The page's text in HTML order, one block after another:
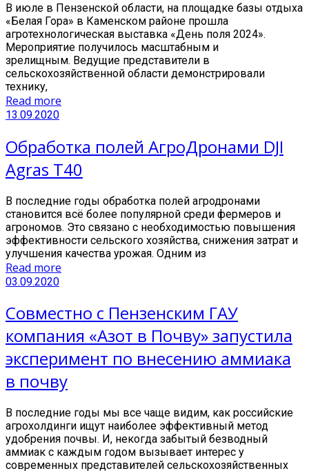
В июле в Пензенской области, на площадке базы отдыха
«Белая Гора» в Каменском районе прошла
агротехнологическая выставка «День поля 2024».
Мероприятие получилось масштабным и
зрелищным. Ведущие представители в
сельскохозяйственной области демонстрировали
технику,
Read more
13.09.2020
Обработка полей АгроДронами DJI
Agras T40
В последние годы обработка полей агродронами
становится всё более популярной среди фермеров и
агрономов. Это связано с необходимостью повышения
эффективности сельского хозяйства, снижения затрат и
улучшения качества урожая. Одним из
Read more
03.09.2020
Совместно с Пензенским ГАУ
компания «Азот в Почву» запустила
эксперимент по внесению аммиака
в почву
В последние годы мы все чаще видим, как российские
агрохолдинги ищут наиболее эффективный метод
удобрения почвы. И, некогда забытый безводный
аммиак с каждым годом вызывает интерес у
современных представителей сельскохозяйственных